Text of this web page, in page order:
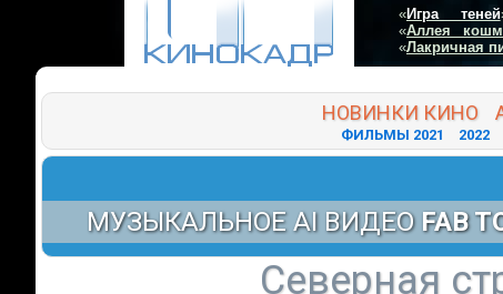
«Игра теней
«Аллея
«Лакричная
НОВИНКИ КИНО
ФИЛЬМЫ 2021 2022
МУЗЫКАЛЬНОЕ AI ВИДЕО FAB
Северная